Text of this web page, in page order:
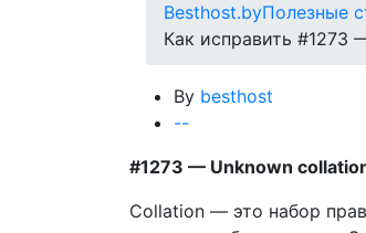
Besthost.byПолезные
Как исправить #1273
By besthost
--
#1273 — Unknown
Collation — это набор